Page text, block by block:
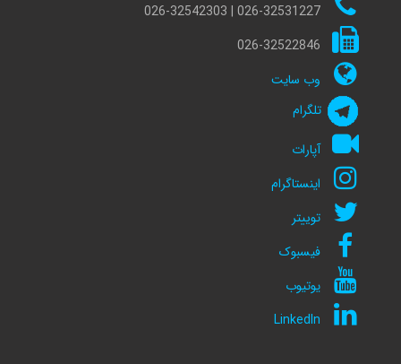
026-32531227 | 026-32542303
026-32522846
وب سایت
تلگرام
آپارات
اینستاگرام
توییتر
فیسبوک
یوتیوب
LinkedIn